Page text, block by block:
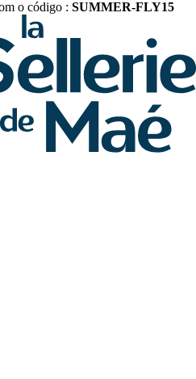
o código : SUMMER-FLY15